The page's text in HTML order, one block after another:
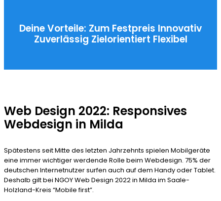
Deine Vorteile: Zum Festpreis Innovativ
Zuverlässig Zielorientiert Flexibel
Web Design 2022: Responsives
Webdesign in Milda
Spätestens seit Mitte des letzten Jahrzehnts spielen Mobilgeräte
eine immer wichtiger werdende Rolle beim Webdesign. 75% der
deutschen Internetnutzer surfen auch auf dem Handy oder Tablet.
Deshalb gilt bei NGOY Web Design 2022 in Milda im Saale-
Holzland-Kreis “Mobile first”.